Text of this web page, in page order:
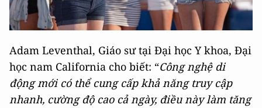
Adam Leventhal, Giáo sư tại Đại học Y khoa, Đại
học nam California cho biết: “Công nghệ di
động mới có thể cung cấp khả năng truy cập
nhanh, cường độ cao cả ngày, điều này làm tăng